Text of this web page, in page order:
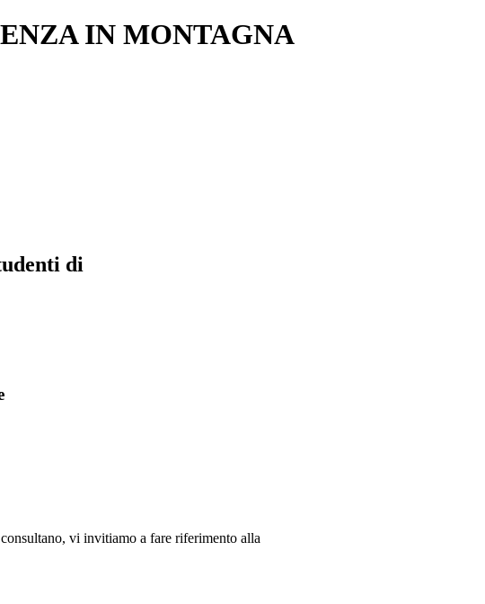
IN MONTAGNA
di
vi invitiamo a fare riferimento alla